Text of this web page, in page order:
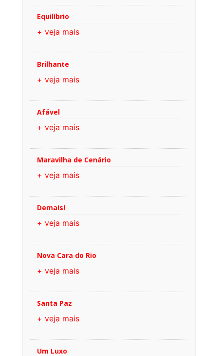
Equilíbrio
+ veja mais
Brilhante
+ veja mais
Afável
+ veja mais
Maravilha de Cenário
+ veja mais
Demais!
+ veja mais
Nova Cara do Rio
+ veja mais
Santa Paz
+ veja mais
Um Luxo